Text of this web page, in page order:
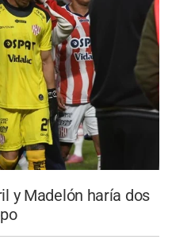
y Madelón haría dos